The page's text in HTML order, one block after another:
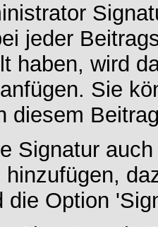
jeder
haben, wird
Sie
diesem
Signatur
hinzufügen,
die Option